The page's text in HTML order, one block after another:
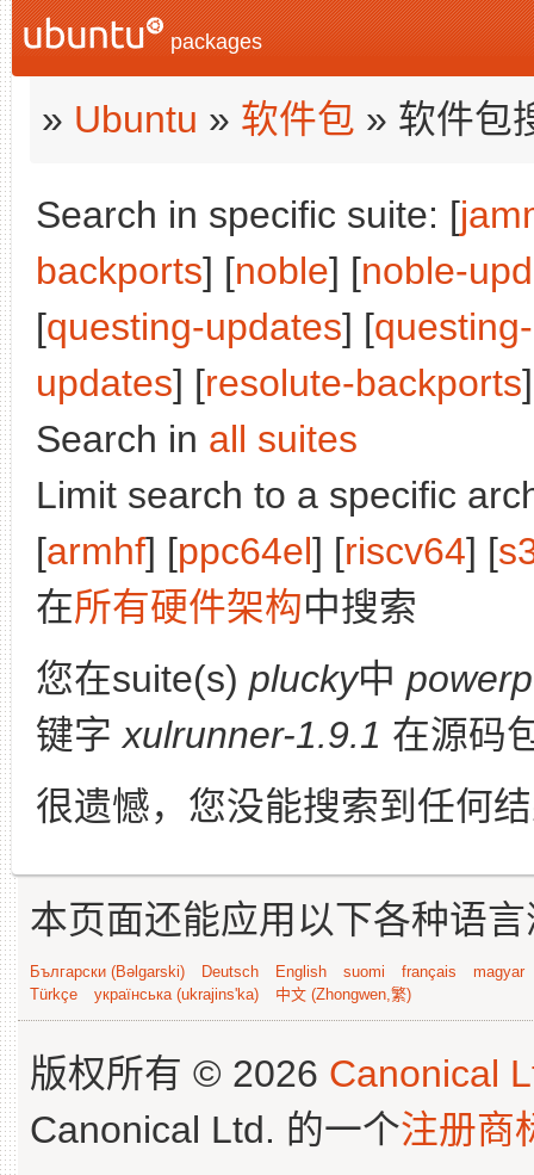
packages
» Ubuntu » 软件包 » 软件包
Search in specific suite: [
backports] [noble] [noble-
[questing-updates] [
updates] [resolute-backports
Search in all suites
Limit search to a specific
[armhf] [ppc64el] [riscv64] [
在所有硬件架构中搜索
您在suite(s) plucky中
键字 xulrunner-1.9.1 在源码
很遗憾，您没能搜索到任何
本页面还能应用以下各种语
Български (Bəlgarski) Deutsch English suomi français
magyar
Türkçe
українська (ukrajins'ka) 中文 (Zhongwen,繁)
版权所有 © 2026 Canonical
Canonical Ltd. 的一个注册商